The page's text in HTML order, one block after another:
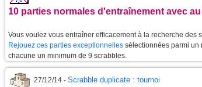
10 parties normales d'entraînement avec
Vous voulez vous entraîner efficacement à la recherche des
Rejouez ces parties exceptionnelles sélectionnées parmi un
chacune un minimum de 9 scrabbles.
27/12/14 - Scrabble duplicate : tournoi